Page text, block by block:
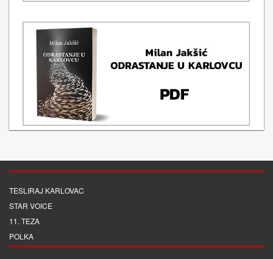
TESLIRAJ KARLOVAC
STAR VOICE
11. TEZA
POLKA